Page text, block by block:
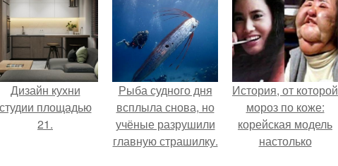
Дизайн кухни
студии площадью
21.
Рыба судного дня
всплыла снова, но
учёные разрушили
главную страшилку.
История, от которой
мороз по коже:
корейская модель
настолько